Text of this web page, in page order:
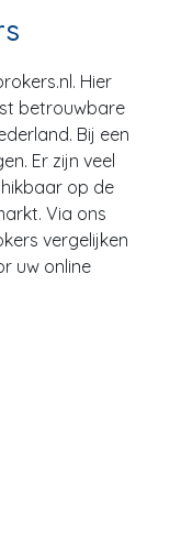
Hier
betrouwbare
Bij een
Er zijn veel
op de
Via ons
vergelijken
uw online